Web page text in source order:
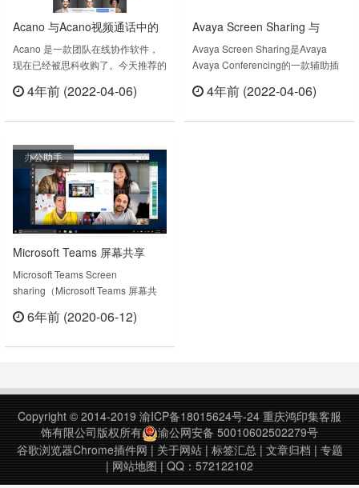
Acano 与Acano视频通话中的
其他参与者共享屏幕或应用程
序
Acano 是一款团队在线协作软件，
现在已经被思科收购了。今天推荐的
视频通话中的其他参与者共享屏幕或
4年前 (2022-04-06)
Avaya Screen Sharing 与
Avaya会议的实时协作屏幕共
享插件
Avaya Screen Sharing是Avaya
Avaya Conferencing的一款辅助插
作共享屏幕，让参会者看到你的共享
4年前 (2022-04-06)
办公助手
Microsoft Teams 屏幕共享
Chrome插件
Microsoft Teams Screen
sharing（Microsoft Teams 屏幕共
Teams 会议中共享你的计算机屏
Share your computer screen in a
6年前 (2020-06-12)
Copyright © 2014-2019 渝ICP备18015624号-24 重庆鸿印集客服
饰有限公司版权所有
渝公网安备 50010602502279号
谷歌浏览器Chrome插件网 | 关于网站| 标签汇总| 文章归档 | 专题
| 网站地图 | QQ：572122102